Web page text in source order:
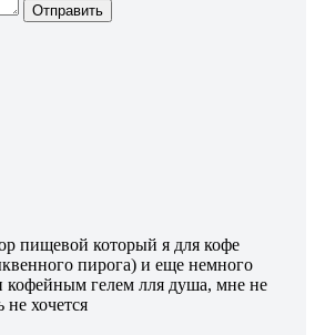
Отправить
пищевой который я для кофе
пирога) и еще немного
кофейным гелем лля душа, мне не
не хочется